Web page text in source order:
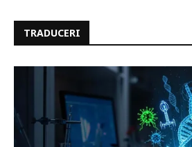
TRADUCERI